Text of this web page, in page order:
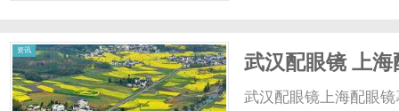
资讯
武汉配眼镜 上海
武汉配眼镜上海配眼